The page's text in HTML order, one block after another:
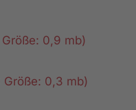
0,9 mb)
Größe: 0,3 mb)